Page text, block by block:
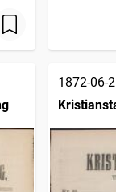
1872-06-